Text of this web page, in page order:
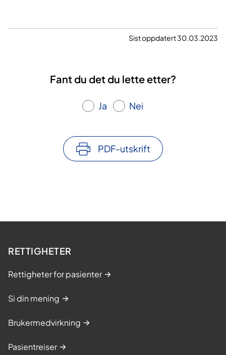
Sist oppdatert 30.03.2023
Fant du det du lette etter?
Ja Nei
PDF-utskrift
RETTIGHETER
Rettigheter for pasienter
Si din mening
Brukermedvirkning
Pasientreiser